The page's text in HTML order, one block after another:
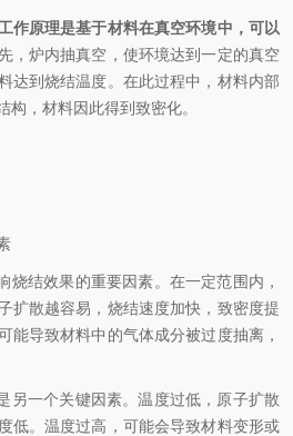
作原理是基于材料在真空环境中，可以
，炉内抽真空，使环境达到一定的真空
达到烧结温度。在此过程中，材料内部
构，材料因此得到致密化。
结效果的重要因素。在一定范围内，
扩散越容易，烧结速度加快，致密度提
能导致材料中的气体成分被过度抽离，
一个关键因素。温度过低，原子扩散
低。温度过高，可能会导致材料变形或